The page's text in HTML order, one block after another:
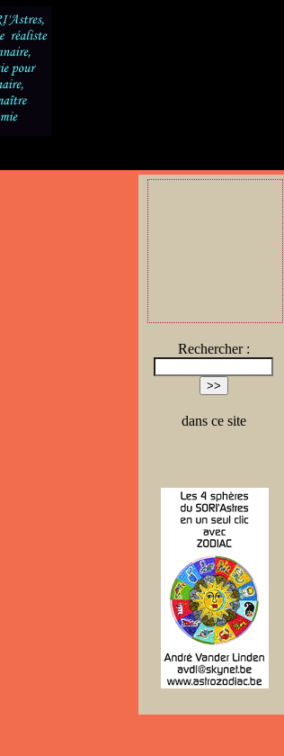
Rechercher :
dans ce site